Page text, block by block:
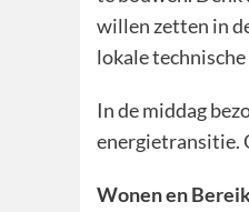
willen zetten in
lokale
In de middag
energietransitie.
Wonen en